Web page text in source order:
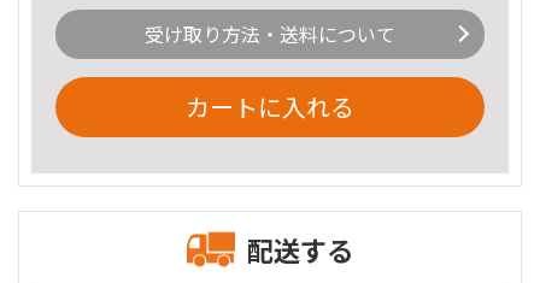
受け取り方法・送料について
カートに入れる
配送する